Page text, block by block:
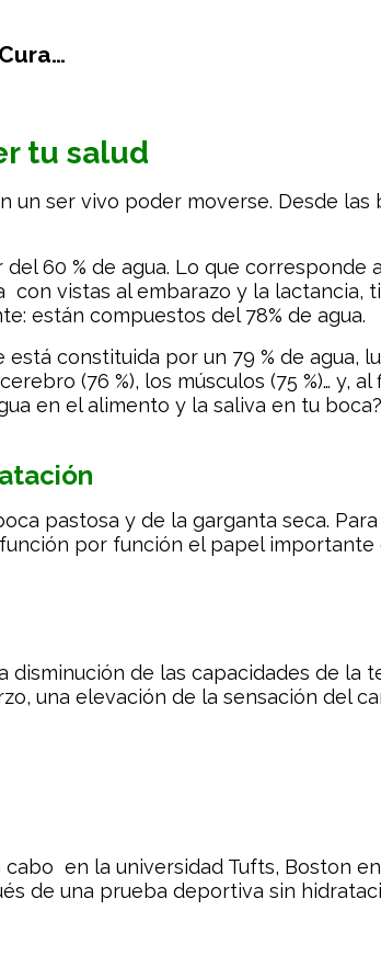
tu salud
un ser vivo poder moverse. Desde las
60 % de agua. Lo que corresponde
vistas al embarazo y la lactancia,
están compuestos del 78% de agua.
constituida por un 79 % de agua,
(76 %), los músculos (75 %)… y, al
en el alimento y la saliva en tu
pastosa y de la garganta seca.
por función el papel
disminución de las capacidades de la
una elevación de la sensación del
en la universidad Tufts, Boston
de una prueba deportiva sin